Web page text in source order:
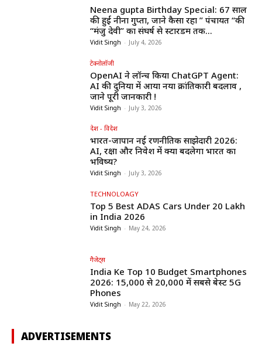
Neena gupta Birthday Special: 67 साल
की हुईं नीना गुप्ता, जाने कैसा रहा ” पंचायत “की
“मंजु देवी” का संघर्ष से स्टारडम तक...
Vidit Singh - July 4, 2026
टेक्नोलॉजी
OpenAI ने लॉन्च किया ChatGPT Agent:
AI की दुनिया में आया नया क्रांतिकारी बदलाव ,
जाने पूरी जानकारी !
Vidit Singh - July 3, 2026
देश - विदेश
भारत-जापान नई रणनीतिक साझेदारी 2026:
AI, रक्षा और निवेश में क्या बदलेगा भारत का
भविष्य?
Vidit Singh - July 3, 2026
TECHNOLOAGY
Top 5 Best ADAS Cars Under ₹20 Lakh
in India 2026
Vidit Singh - May 24, 2026
गैजेट्स
India Ke Top 10 Budget Smartphones
2026: ₹15,000 से ₹20,000 में सबसे बेस्ट 5G
Phones
Vidit Singh - May 22, 2026
ADVERTISEMENTS